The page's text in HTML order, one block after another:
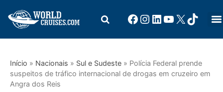
Início » Nacionais » Sul e Sudeste » Polícia Federal prende
suspeitos de tráfico internacional de drogas em cruzeiro em
Angra dos Reis